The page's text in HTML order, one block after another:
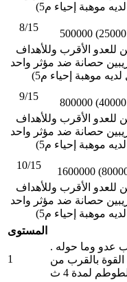
8/15
500000 (25000
للعدو الأقرب وللأهداف
من الحلفاء القريبين حصانة ضد مؤثر واحد
9/15
800000 (40000
للعدو الأقرب وللأهداف
من الحلفاء القريبين حصانة ضد مؤثر واحد
10/15
1600000
للعدو الأقرب وللأهداف
من الحلفاء القريبين حصانة ضد مؤثر واحد
المستوى
1
هجوم لأقرب عدو وما حوله .
ضد 1 مُخفض القوة بالقرب من